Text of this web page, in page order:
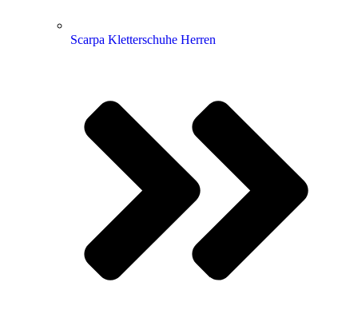
Scarpa Kletterschuhe Herren